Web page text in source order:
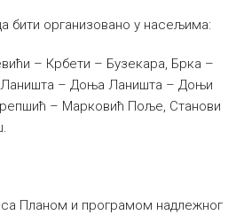
бити организовано у насељима:
– Крбети – Бузекара, Брка –
Ланишта – Доња Ланишта – Доњи
– Марковић Поље, Станови
са Планом и програмом надлежног